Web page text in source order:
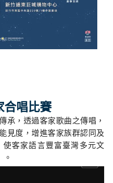
合唱比賽
承，透過客家歌曲之傳唱，
見度，增進客家族群認同及
客家語言豐富臺灣多元文